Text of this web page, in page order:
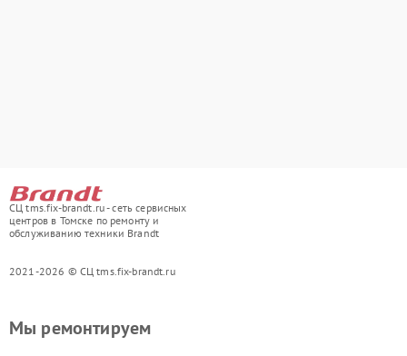
СЦ tms.fix-brandt.ru - сеть сервисных
центров в Томске по ремонту и
обслуживанию техники Brandt
2021-2026 © СЦ tms.fix-brandt.ru
Мы ремонтируем